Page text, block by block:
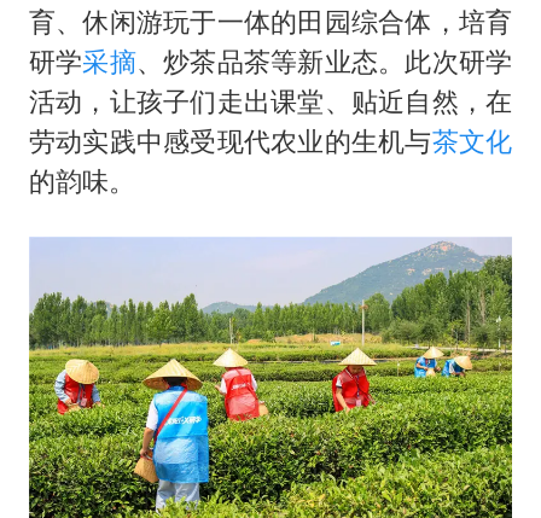
育、休闲游玩于一体的田园综合体，培育
研学采摘、炒茶品茶等新业态。此次研学
活动，让孩子们走出课堂、贴近自然，在
劳动实践中感受现代农业的生机与茶文化
的韵味。